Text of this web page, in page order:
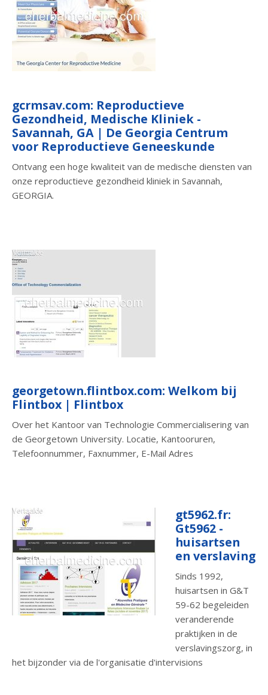
gcrmsav.com: Reproductieve
Gezondheid, Medische Kliniek -
Savannah, GA | De Georgia Centrum
voor Reproductieve Geneeskunde
Ontvang een hoge kwaliteit van de medische diensten van
onze reproductieve gezondheid kliniek in Savannah,
GEORGIA.
georgetown.flintbox.com: Welkom bij
Flintbox | Flintbox
Over het Kantoor van Technologie Commercialisering van
de Georgetown University. Locatie, Kantooruren,
Telefoonnummer, Faxnummer, E-Mail Adres
gt5962.fr:
Gt5962 -
huisartsen
en verslaving
Sinds 1992,
huisartsen in G&T
59-62 begeleiden
veranderende
praktijken in de
verslavingszorg, in
het bijzonder via de l'organisatie d'intervisions